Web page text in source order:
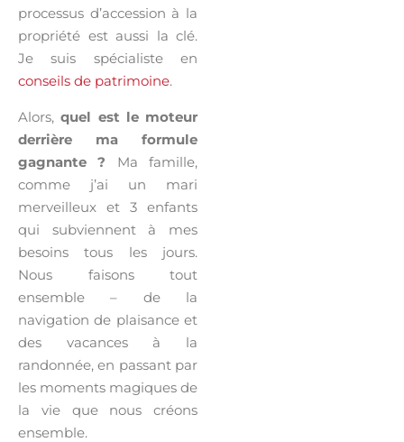
processus d’accession à la
propriété est aussi la clé.
Je suis spécialiste en
conseils de patrimoine.
Alors,quel est le moteur
derrière ma formule
gagnante ? Ma famille,
comme j’ai un mari
merveilleux et 3 enfants
qui subviennent à mes
besoins tous les jours.
Nous faisons tout
ensemble – de la
navigation de plaisance et
des vacances à la
randonnée, en passant par
les moments magiques de
la vie que nous créons
ensemble.